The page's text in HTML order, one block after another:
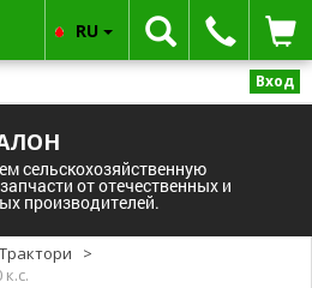
Вход
сельскохозяйственную
от отечественных и
производителей.
RU
Трактори
>